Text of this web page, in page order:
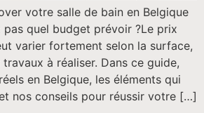
votre salle de bain en Belgique
pas quel budget prévoir ?Le prix
varier fortement selon la surface,
à réaliser. Dans ce guide,
en Belgique, les éléments qui
nos conseils pour réussir votre […]